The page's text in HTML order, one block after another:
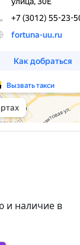
и наличие в